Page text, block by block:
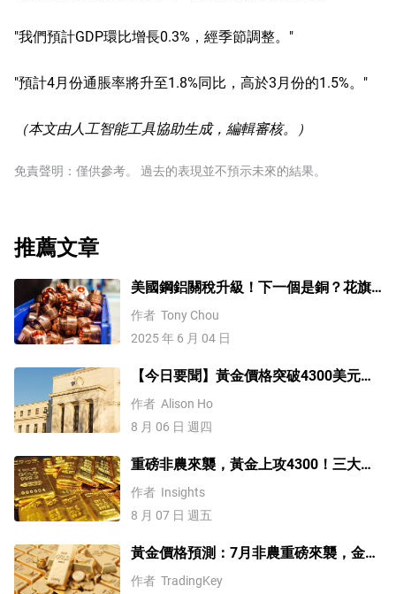
"我們預計GDP環比增長0.3%，經季節調整。"
"預計4月份通脹率將升至1.8%同比，高於3月份的1.5%。"
（本文由人工智能工具協助生成，編輯審核。）
免責聲明：僅供參考。 過去的表現並不預示未來的結果。
推薦文章
美國鋼鋁關稅升級！下一個是銅？花旗
這樣說
作者 Tony Chou
2025 年 6 月 04 日
【今日要聞】黃金價格突破4300美元，
比特幣逼近6.5萬，關注伊朗談判
作者 Alison Ho
8 月 06 日 週四
重磅非農來襲，黃金上攻4300！三大因
素預示金價升勢有望延續
作者 Insights
8 月 07 日 週五
黃金價格預測：7月非農重磅來襲，金價
站上4300美元後還能漲嗎？
作者 TradingKey